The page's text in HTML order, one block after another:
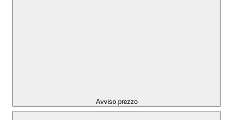
Avviso prezzo